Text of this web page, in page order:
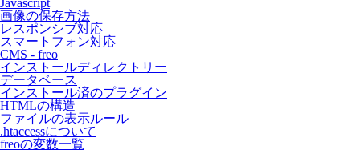
Javascript
画像の保存方法
レスポンシブ対応
スマートフォン対応
CMS - freo
インストールディレクトリー
データベース
インストール済のプラグイン
HTMLの構造
ファイルの表示ルール
.htaccessについて
freoの変数一覧